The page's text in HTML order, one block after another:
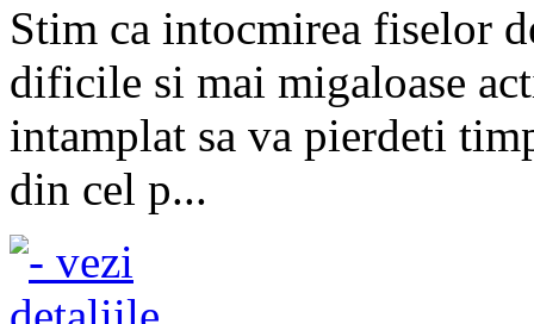
Stim ca intocmirea fiselor
dificile si mai migaloase
intamplat sa va pierdeti
din cel p...